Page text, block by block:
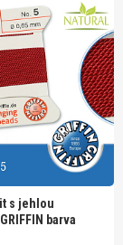
s jehlou
barva